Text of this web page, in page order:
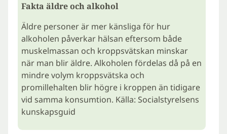
Fakta äldre och alkohol
Äldre personer är mer känsliga för hur
alkoholen påverkar hälsan eftersom både
muskelmassan och kroppsvätskan minskar
när man blir äldre. Alkoholen fördelas då på en
mindre volym kroppsvätska och
promillehalten blir högre i kroppen än tidigare
vid samma konsumtion. Källa: Socialstyrelsens
kunskapsguid